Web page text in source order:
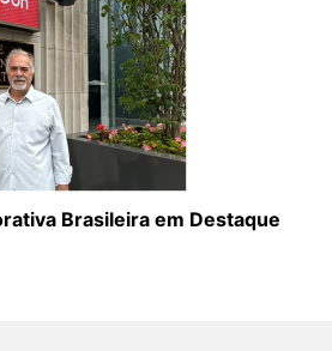
Brasileira em Destaque